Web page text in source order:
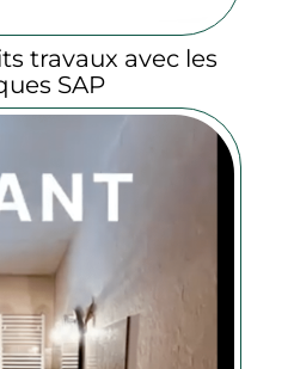
travaux avec les
SAP